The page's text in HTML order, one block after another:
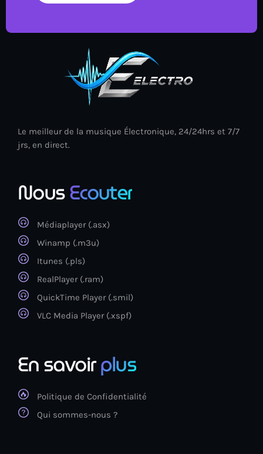
Le meilleur de la musique Électronique, 24/24hrs et 7/7
jrs, en direct.
NousEcouter
Médiaplayer (.asx)
Winamp (.m3u)
Itunes (.pls)
RealPlayer (.ram)
QuickTime Player (.smil)
VLC Media Player (.xspf)
En savoirplus
Politique de Confidentialité
Qui sommes-nous ?